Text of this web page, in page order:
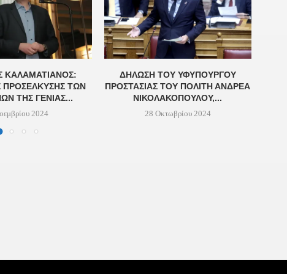
ΚΑΛΑΜΑΤΙΑΝΌΣ:
ΠΡΟΣΈΛΚΥΣΗΣ ΤΩΝ
ΤΗΣ ΓΕΝΙΆΣ...
2024
ΔΉΛΩΣΗ ΤΟΥ ΥΦΥΠΟΥΡΓΟΎ
ΠΡΟΣΤΑΣΊΑΣ ΤΟΥ ΠΟΛΊΤΗ ΑΝΔΡΈΑ
ΝΙΚΟΛΑΚΌΠΟΥΛΟΥ,...
28 Οκτωβρίου 2024